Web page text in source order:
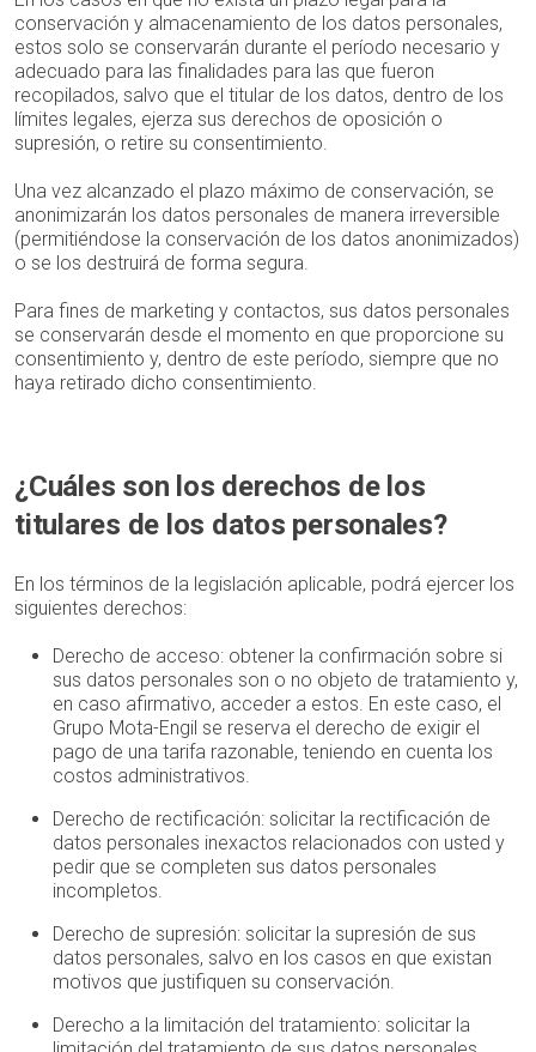
conservación y almacenamiento de los datos personales,
estos solo se conservarán durante el período necesario y
adecuado para las finalidades para las que fueron
recopilados, salvo que el titular de los datos, dentro de los
límites legales, ejerza sus derechos de oposición o
supresión, o retire su consentimiento.
Una vez alcanzado el plazo máximo de conservación, se
anonimizarán los datos personales de manera irreversible
(permitiéndose la conservación de los datos anonimizados)
o se los destruirá de forma segura.
Para fines de marketing y contactos, sus datos personales
se conservarán desde el momento en que proporcione su
consentimiento y, dentro de este período, siempre que no
haya retirado dicho consentimiento.
¿Cuáles son los derechos de los
titulares de los datos personales?
En los términos de la legislación aplicable, podrá ejercer los
siguientes derechos:
Derecho de acceso: obtener la confirmación sobre si
sus datos personales son o no objeto de tratamiento y,
en caso afirmativo, acceder a estos. En este caso, el
Grupo Mota-Engil se reserva el derecho de exigir el
pago de una tarifa razonable, teniendo en cuenta los
costos administrativos.
Derecho de rectificación: solicitar la rectificación de
datos personales inexactos relacionados con usted y
pedir que se completen sus datos personales
incompletos.
Derecho de supresión: solicitar la supresión de sus
datos personales, salvo en los casos en que existan
motivos que justifiquen su conservación.
Derecho a la limitación del tratamiento: solicitar la